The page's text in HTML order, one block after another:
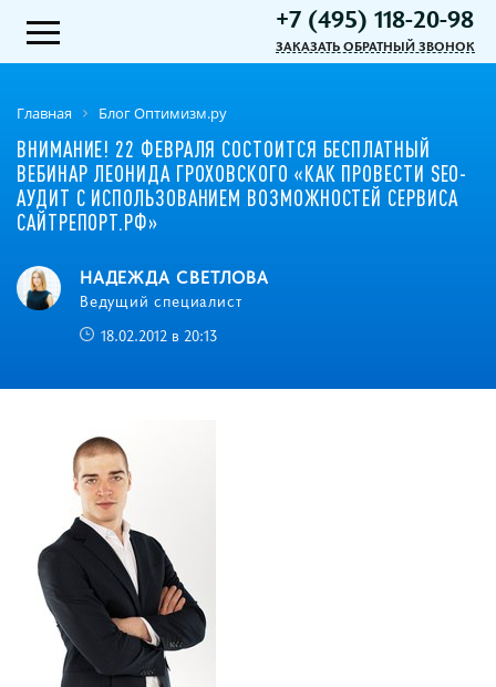
+7 (495) 118-20-98
ЗАКАЗАТЬ ОБРАТНЫЙ ЗВОНОК
Главная Блог Оптимизм.ру
ВНИМАНИЕ! 22 ФЕВРАЛЯ СОСТОИТСЯ БЕСПЛАТНЫЙ
ВЕБИНАР ЛЕОНИДА ГРОХОВСКОГО «КАК ПРОВЕСТИ SEO-
АУДИТ С ИСПОЛЬЗОВАНИЕМ ВОЗМОЖНОСТЕЙ СЕРВИСА
САЙТРЕПОРТ.РФ»
НАДЕЖДА СВЕТЛОВА
Ведущий специалист
18.02.2012 в 20:13